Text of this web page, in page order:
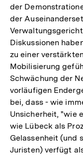
der
der
Diskussionen
zu einer
Mobilisierung
Schwächung der
vorläufigen
bei, dass - wie
Unsicherheit, "wie
wie Lübeck als
Gelassenheit (und
Juristen) verfügt